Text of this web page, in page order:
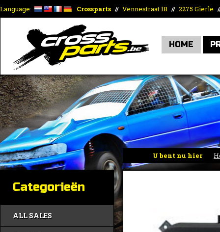
Language: Crossparts // Vennestraat 18 // 2275 Gierle
HOME
U bent nu hier
Categorieën
ALL SALES